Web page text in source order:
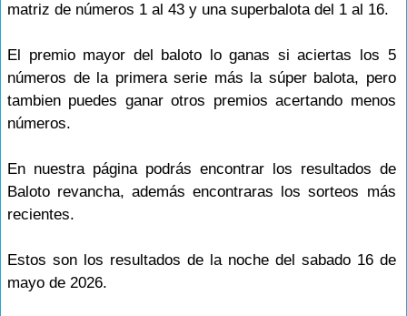
matriz de números 1 al 43 y una superbalota del 1 al 16.
El premio mayor del baloto lo ganas si aciertas los 5
números de la primera serie más la súper balota, pero
tambien puedes ganar otros premios acertando menos
números.
En nuestra página podrás encontrar los resultados de
Baloto revancha, además encontraras los sorteos más
recientes.
Estos son los resultados de la noche del sabado 16 de
mayo de 2026.